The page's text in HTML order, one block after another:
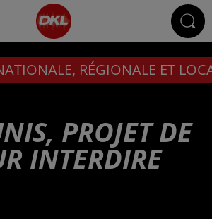
RÉGIONALE ET
PROJET DE
INTERDIRE